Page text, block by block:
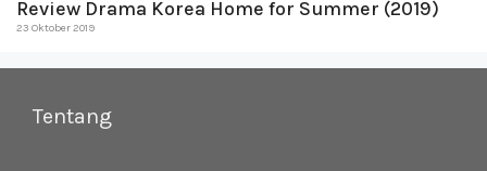
Review Drama Korea Home for Summer (2019)
23 Oktober 2019
Tentang